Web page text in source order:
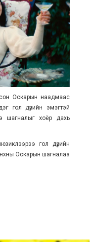
Оскарын наадмаас
гол дүрийн эмэгтэй
шагналыг хоёр дахь
гол дүрийн
Оскарын шагналаа